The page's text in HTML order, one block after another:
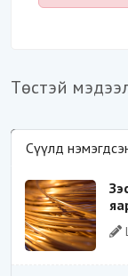
Төстэй
Сүүлд